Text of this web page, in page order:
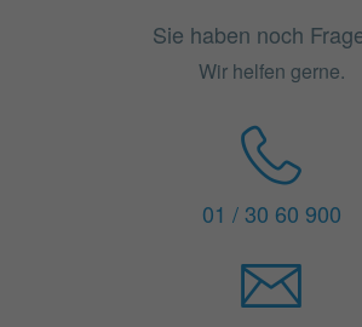
Sie haben noch
Wir helfen gerne.
01 / 30 60 900